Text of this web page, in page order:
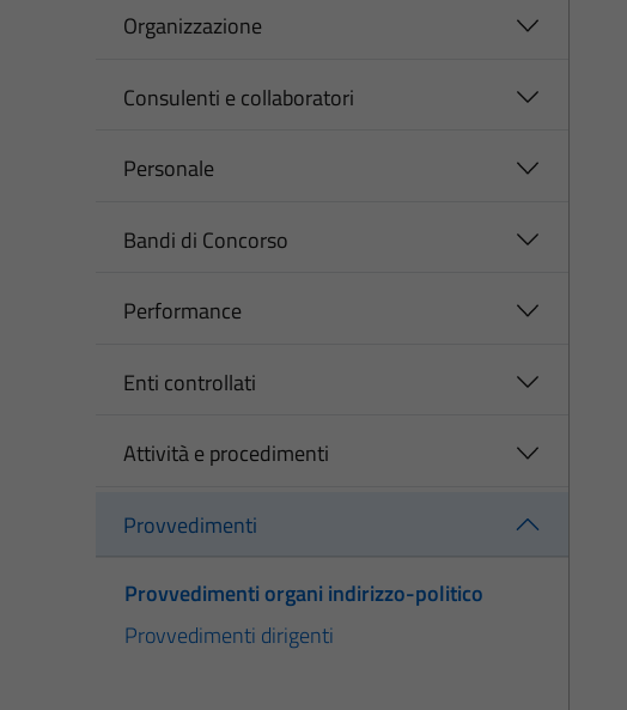
Organizzazione
Consulenti e collaboratori
Personale
Bandi di Concorso
Performance
Enti controllati
Attività e procedimenti
Provvedimenti
Provvedimenti organi indirizzo-politico
Provvedimenti dirigenti